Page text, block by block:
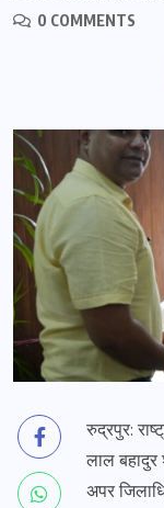
0 COMMENTS
रुद्रपुर:
लाल बहादुर
अपर